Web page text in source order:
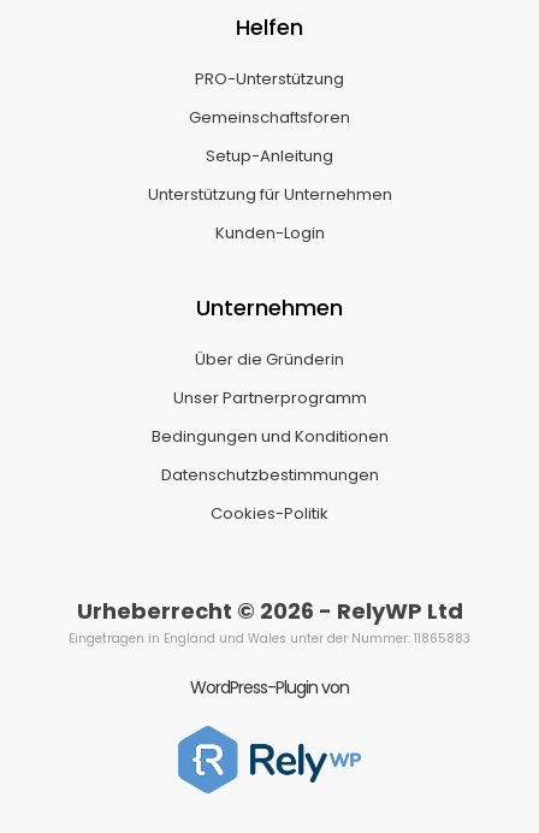
Helfen
PRO-Unterstützung
Gemeinschaftsforen
Setup-Anleitung
Unterstützung für Unternehmen
Kunden-Login
Unternehmen
Über die Gründerin
Unser Partnerprogramm
Bedingungen und Konditionen
Datenschutzbestimmungen
Cookies-Politik
Urheberrecht © 2026 - RelyWP Ltd
Eingetragen in England und Wales unter der Nummer: 11865883
WordPress-Plugin von